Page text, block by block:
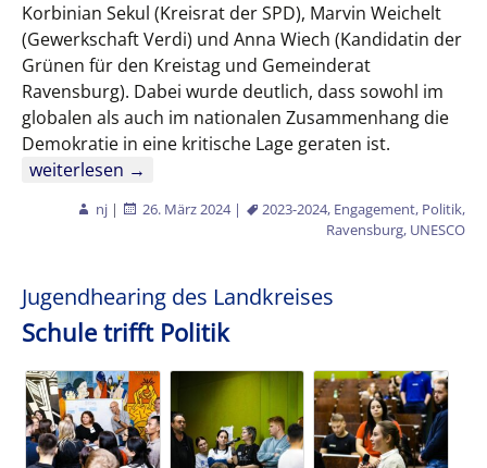
Korbinian Sekul (Kreisrat der SPD), Marvin Weichelt
(Gewerkschaft Verdi) und Anna Wiech (Kandidatin der
Grünen für den Kreistag und Gemeinderat
Ravensburg). Dabei wurde deutlich, dass sowohl im
globalen als auch im nationalen Zusammenhang die
Demokratie in eine kritische Lage geraten ist.
UNESCO-Projektschule
weiterlesen →
nj | 26. März 2024| 2023-2024, Engagement, Politik,
Ravensburg, UNESCO
Jugendhearing des Landkreises
Schule trifft Politik